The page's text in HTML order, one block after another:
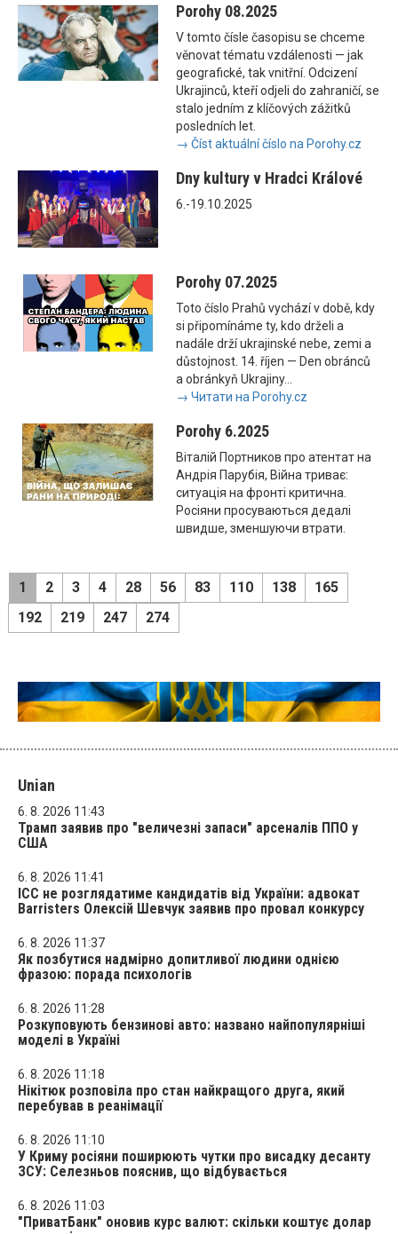
Porohy 08.2025
V tomto čísle časopisu se chceme
věnovat tématu vzdálenosti — jak
geografické, tak vnitřní. Odcizení
Ukrajinců, kteří odjeli do zahraničí, se
stalo jedním z klíčových zážitků
posledních let.
→ Číst aktuální číslo na Porohy.cz
Dny kultury v Hradci Králové
6.-19.10.2025
Porohy 07.2025
Toto číslo Prahů vychází v době, kdy
si připomínáme ty, kdo drželi a
nadále drží ukrajinské nebe, zemi a
důstojnost. 14. říjen — Den obránců
a obránkyň Ukrajiny...
→ Читати на Porohy.cz
Porohy 6.2025
Віталій Портников про атентат на
Андрія Парубія, Війна триває:
ситуація на фронті критична.
Росіяни просуваються дедалі
швидше, зменшуючи втрати.
1 2 3 4 28 56 83 110 138
165
192
219 247 274
Unian
6. 8. 2026 11:43
Трамп заявив про "величезні запаси" арсеналів ППО у
США
6. 8. 2026 11:41
ICC не розглядатиме кандидатів від України: адвокат
Barristers Олексій Шевчук заявив про провал конкурсу
6. 8. 2026 11:37
Як позбутися надмірно допитливої людини однією
фразою: порада психологів
6. 8. 2026 11:28
Розкуповують бензинові авто: названо найпопулярніші
моделі в Україні
6. 8. 2026 11:18
Нікітюк розповіла про стан найкращого друга, який
перебував в реанімації
6. 8. 2026 11:10
У Криму росіяни поширюють чутки про висадку десанту
ЗСУ: Селезньов пояснив, що відбувається
6. 8. 2026 11:03
"ПриватБанк" оновив курс валют: скільки коштує долар